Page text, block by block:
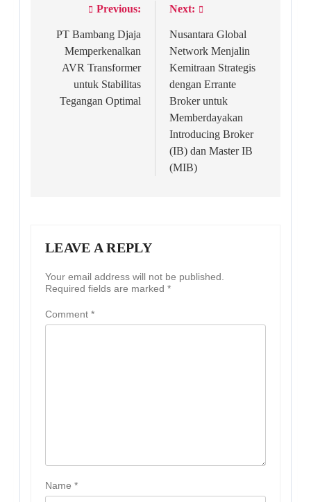
navigation
Previous:
PT Bambang Djaja
Memperkenalkan
AVR Transformer
untuk Stabilitas
Tegangan Optimal
Next:
Nusantara Global
Network Menjalin
Kemitraan Strategis
dengan Errante
Broker untuk
Memberdayakan
Introducing Broker
(IB) dan Master IB
(MIB)
LEAVE A REPLY
Your email address will not be published.
Required fields are marked *
Comment *
Name *